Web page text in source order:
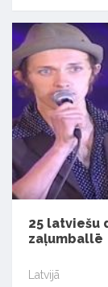
25 latviešu
zaļumballē
Latvijā